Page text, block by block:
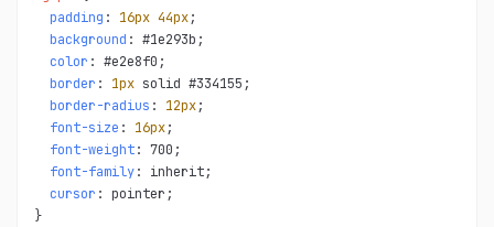
padding : 16px 44px;
background : #1e293b;
color : #e2e8f0;
border : 1px solid #334155;
border-radius : 12px;
font-size : 16px;
font-weight: 700;
font-family: inherit;
cursor : pointer;
}